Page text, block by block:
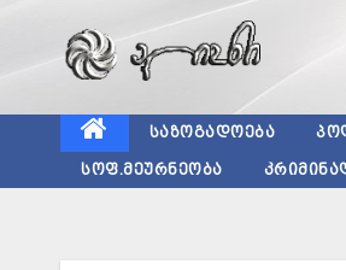
ᲡᲐᲖᲝᲒᲐᲓᲝᲔᲑᲐ
ᲡᲝᲤ.ᲛᲔᲣᲠᲜᲔᲝᲑᲐ